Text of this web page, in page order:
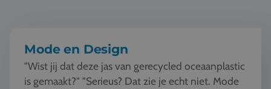
Mode en Design
"Wist jij dat deze jas van gerecycled oceaanplastic
is gemaakt?" "Serieus? Dat zie je echt niet. Mode